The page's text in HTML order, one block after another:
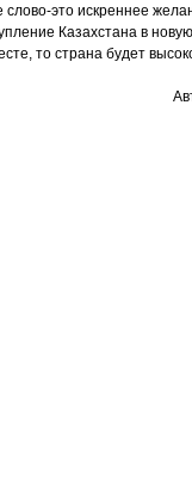
это искреннее
Казахстана в
то страна будет